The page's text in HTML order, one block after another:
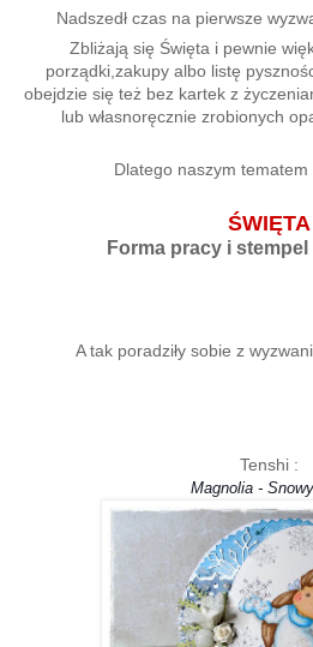
Nadszedł czas na pierwsze
Zbliżają się Święta i pewnie
porządki,zakupy albo listę
obejdzie się teżbez kartek z
lub własnoręcznie zrobionych
Dlatego naszym tematem
ŚWIĘTA
Forma pracy i stempel
A tak poradziły sobie z
Tenshi :
Magnolia -